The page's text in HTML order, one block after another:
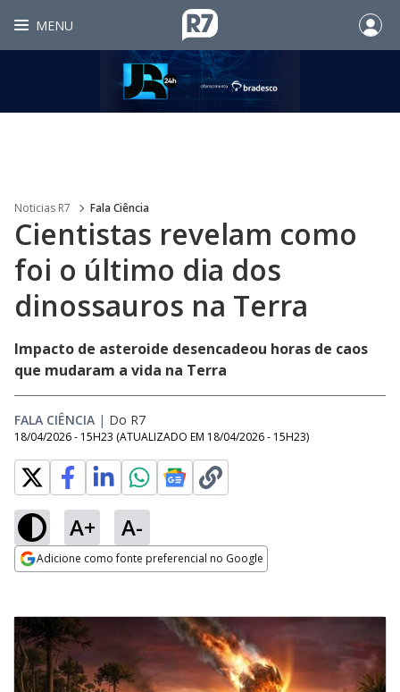
MENU
Noticias R7 Fala Ciência
Cientistas revelam como
foi o último dia dos
dinossauros na Terra
Impacto de asteroide desencadeou horas de caos
que mudaram a vida na Terra
FALA CIÊNCIA | Do R7
18/04/2026 - 15H23 (ATUALIZADO EM 18/04/2026 - 15H23)
A+ A-
Adicione como fonte preferencial no Google